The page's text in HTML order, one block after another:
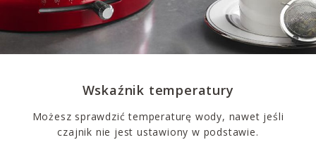
Wskaźnik temperatury
Możesz sprawdzić temperaturę wody, nawet jeśli
czajnik nie jest ustawiony w podstawie.